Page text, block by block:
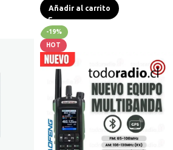
Añadir al carrito
-19%
HOT